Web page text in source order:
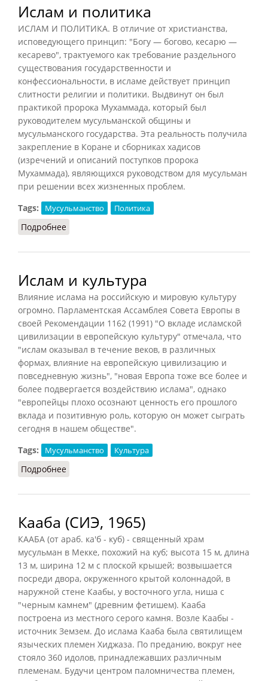
Ислам и политика
ИСЛАМ И ПОЛИТИКА. В отличие от христианства,
исповедующего принцип: "Богу — богово, кесарю —
кесарево", трактуемого как требование раздельного
существования государственности и
конфессиональности, в исламе действует принцип
слитности религии и политики. Выдвинут он был
практикой пророка Мухаммада, который был
руководителем мусульманской общины и
мусульманского государства. Эта реальность получила
закрепление в Коране и сборниках хадисов
(изречений и описаний поступков пророка
Мухаммада), являющихся руководством для мусульман
при решении всех жизненных проблем.
Tags:
Мусульманство Политика
Подробнее
Ислам и культура
Влияние ислама на российскую и мировую культуру
огромно. Парламентская Ассамблея Совета Европы в
своей Рекомендации 1162 (1991) "О вкладе исламской
цивилизации в европейскую культуру" отмечала, что
"ислам оказывал в течение веков, в различных
формах, влияние на европейскую цивилизацию и
повседневную жизнь", "новая Европа тоже все более и
более подвергается воздействию ислама", однако
"европейцы плохо осознают ценность его прошлого
вклада и позитивную роль, которую он может сыграть
сегодня в нашем обществе".
Tags:
Мусульманство Культура
Подробнее
Кааба (СИЭ, 1965)
КААБА (от араб. ка'б - куб) - священный храм
мусульман в Мекке, похожий на куб; высота 15 м, длина
13 м, ширина 12 м с плоской крышей; возвышается
посреди двора, окруженного крытой колоннадой, в
наружной стене Каабы, у восточного угла, ниша с
"черным камнем" (древним фетишем). Кааба
построена из местного серого камня. Возле Каабы -
источник Земзем. До ислама Кааба была святилищем
языческих племен Хиджаза. По преданию, вокруг нее
стояло 360 идолов, принадлежавших различным
племенам. Будучи центром паломничества племен,